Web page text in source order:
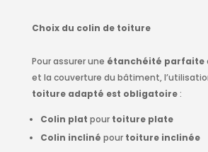
Choix du colin de toiture
Pour assurer une étanchéité parfaite
et la couverture du bâtiment,
toiture adapté est obligatoire:
Colin plat pour toiture plate
Colin incliné pour toiture inclinée